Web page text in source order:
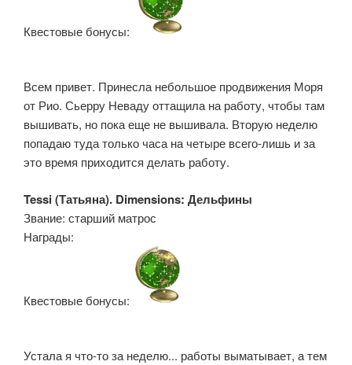
Квестовые бонусы:
Всем привет. Принесла небольшое продвижения Моря
от Рио. Сьерру Неваду оттащила на работу, чтобы там
вышивать, но пока еще не вышивала. Вторую неделю
попадаю туда только часа на четыре всего-лишь и за
это время приходится делать работу.
Tessi (Татьяна). Dimensions: Дельфины
Звание: старший матрос
Награды:
Квестовые бонусы:
Устала я что-то за неделю... работы выматывает, а тем